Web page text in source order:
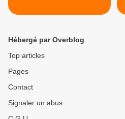
Hébergé par Overblog
Top articles
Pages
Contact
Signaler un abus